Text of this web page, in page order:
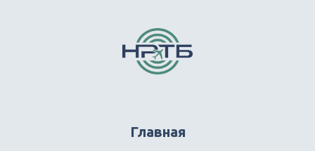
Главная